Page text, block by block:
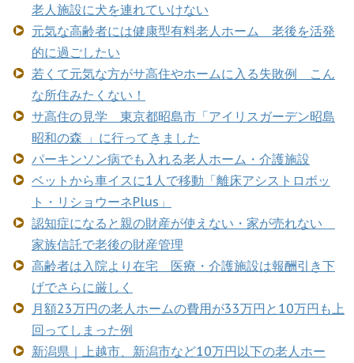
老人施設に犬を連れていけない
元気な高齢者には健康型有料老人ホーム 老後を活発
的に過ごしたい
若くて元気な方がサ高住やホームに入る失敗例 こん
な所住みたくない！
サ高住の見学 東京都昭島市「アイリスガーデン昭島
昭和の森 」に行ってきました
パーキンソン病でも入れる老人ホーム・介護施設
ベットから車イスに1人で移動「離床アシストロボッ
ト・リショウーネPlus」
認知症になると親の財産が使えない・家が売れない
家族信託で老後の財産管理
高齢者は入院より在宅 医療・介護施設は報酬引き下
げでさらに厳しく
月額23万円の老人ホームの費用が33万円と10万円も上
回ってしまった例
新潟県｜上越市、新潟市など10万円以下の老人ホー